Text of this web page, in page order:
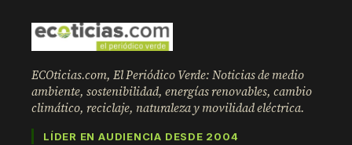
ECOticias.com, El Periódico Verde: Noticias de medio
ambiente, sostenibilidad, energías renovables, cambio
climático, reciclaje, naturaleza y movilidad eléctrica.
LÍDER EN AUDIENCIA DESDE 2004